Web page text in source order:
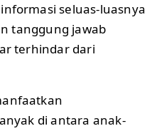
seluas-luasnya
tanggung jawab
terhindar dari
di antara anak-